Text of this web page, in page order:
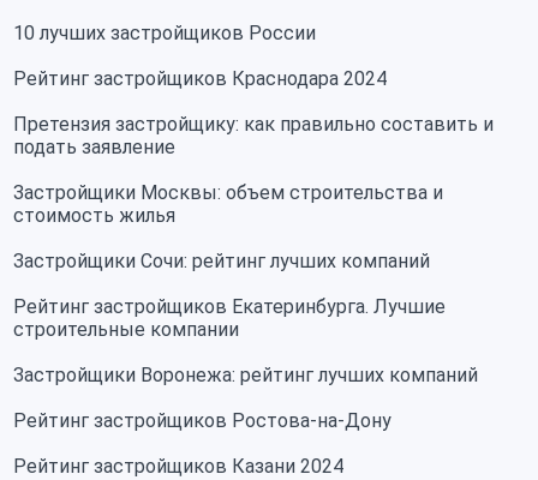
10 лучших застройщиков России
Рейтинг застройщиков Краснодара 2024
Претензия застройщику: как правильно составить и
подать заявление
Застройщики Москвы: объем строительства и
стоимость жилья
Застройщики Сочи: рейтинг лучших компаний
Рейтинг застройщиков Екатеринбурга. Лучшие
строительные компании
Застройщики Воронежа: рейтинг лучших компаний
Рейтинг застройщиков Ростова-на-Дону
Рейтинг застройщиков Казани 2024